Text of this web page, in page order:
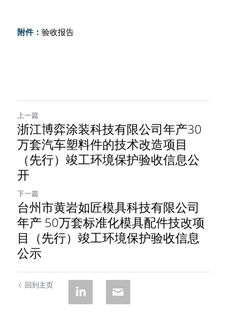
附件： 验收报告
上一篇
浙江博弈涂装科技有限公司年产30
万套汽车塑料件的技术改造项目
（先行）竣工环境保护验收信息公
开
下一篇
台州市黄岩如匠模具科技有限公司
年产 50万套标准化模具配件技改项
目（先行）竣工环境保护验收信息
公示
回到主页